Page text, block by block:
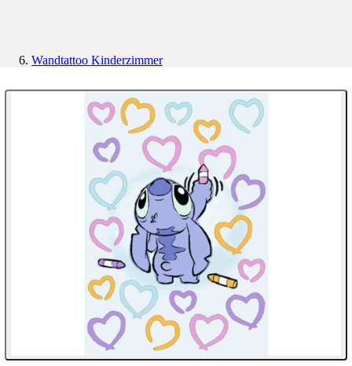
Wandtattoo Kinderzimmer